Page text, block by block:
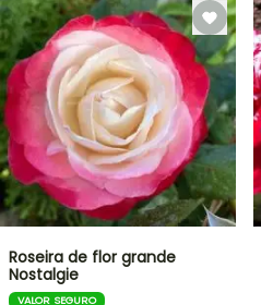
Roseira de flor grande
Nostalgie
VALOR SEGURO